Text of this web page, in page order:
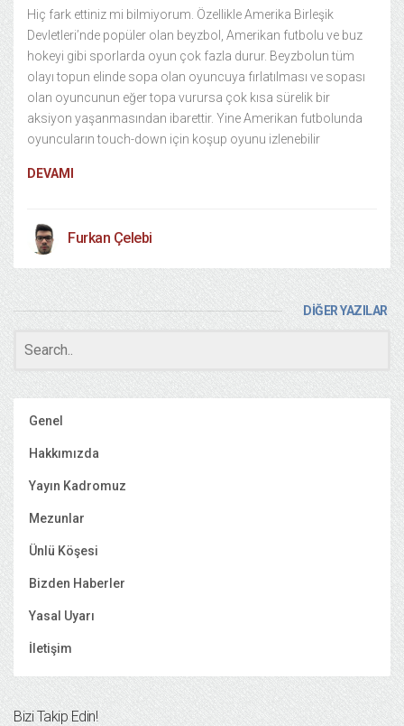
Hiç fark ettiniz mi bilmiyorum. Özellikle Amerika Birleşik
Devletleri’nde popüler olan beyzbol, Amerikan futbolu ve buz
hokeyi gibi sporlarda oyun çok fazla durur. Beyzbolun tüm
olayı topun elinde sopa olan oyuncuya fırlatılması ve sopası
olan oyuncunun eğer topa vurursa çok kısa sürelik bir
aksiyon yaşanmasından ibarettir. Yine Amerikan futbolunda
oyuncuların touch-down için koşup oyunu izlenebilir
DEVAMI
Furkan Çelebi
DİĞER YAZILAR
Genel
Hakkımızda
Yayın Kadromuz
Mezunlar
Ünlü Köşesi
Bizden Haberler
Yasal Uyarı
İletişim
Bizi Takip Edin!